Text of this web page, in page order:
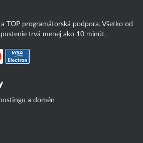
TOP programátorská podpora. Všetko od
trvá menej ako 10 minút.
a domén